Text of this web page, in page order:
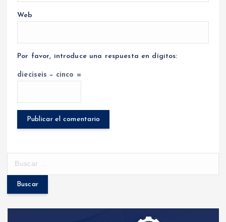
Web
Por favor, introduce una respuesta en dígitos:
dieciseis − cinco =
c